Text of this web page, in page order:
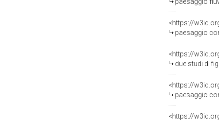
<https://
paesaggio con
<https://
due studi di
<https://
paesaggio con
<https://